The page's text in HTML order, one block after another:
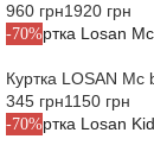
960 грн1920 грн
-70%
Куртка LOSAN
345 грн1150 грн
-70%